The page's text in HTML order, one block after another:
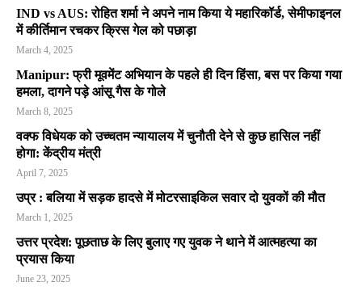
IND vs AUS: रोहित शर्मा ने अपने नाम किया ये महारिकॉर्ड, सेमीफाइनल
में कीर्तिमान रचकर क्रिस गेल को पछाड़ा
March 4, 2025
Manipur: फ्री मूवमेंट अभियान के पहले ही दिन हिंसा, बस पर किया गया
हमला, दागने पड़े आंसू गैस के गोले
March 8, 2025
वक्फ विधेयक को उच्चतम न्यायालय में चुनौती देने से कुछ हासिल नहीं
होगा: केंद्रीय मंत्री
April 7, 2025
उप्र : बलिया में सड़क हादसे में मोटरसाइकिल सवार दो युवकों की मौत
March 1, 2025
उत्तर प्रदेश: पूछताछ के लिए बुलाए गए युवक ने थाने में आत्महत्या का
प्रयास किया
June 23, 2025